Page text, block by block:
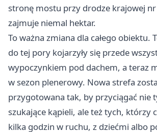
stronę mostu przy drodze krajowej
zajmuje niemal hektar.
To ważna zmiana dla całego obiektu.
do tej pory kojarzyły się przede
wypoczynkiem pod dachem, a teraz
w sezon plenerowy. Nowa strefa
przygotowana tak, by przyciągać nie
szukające kąpieli, ale też tych, którzy
kilka godzin w ruchu, z dziećmi albo